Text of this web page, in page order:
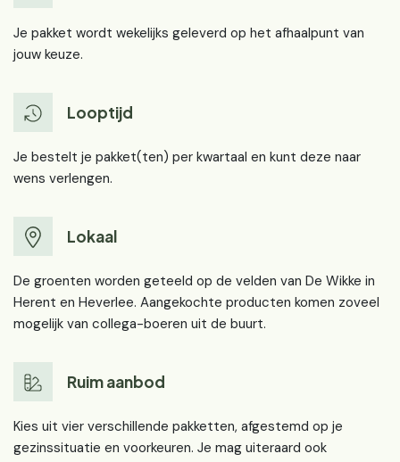
Je pakket wordt wekelijks geleverd op het afhaalpunt van
jouw keuze.
Looptijd
Je bestelt je pakket(ten) per kwartaal en kunt deze naar
wens verlengen.
Lokaal
De groenten worden geteeld op de velden van De Wikke in
Herent en Heverlee. Aangekochte producten komen zoveel
mogelijk van collega-boeren uit de buurt.
Ruim aanbod
Kies uit vier verschillende pakketten, afgestemd op je
gezinssituatie en voorkeuren. Je mag uiteraard ook